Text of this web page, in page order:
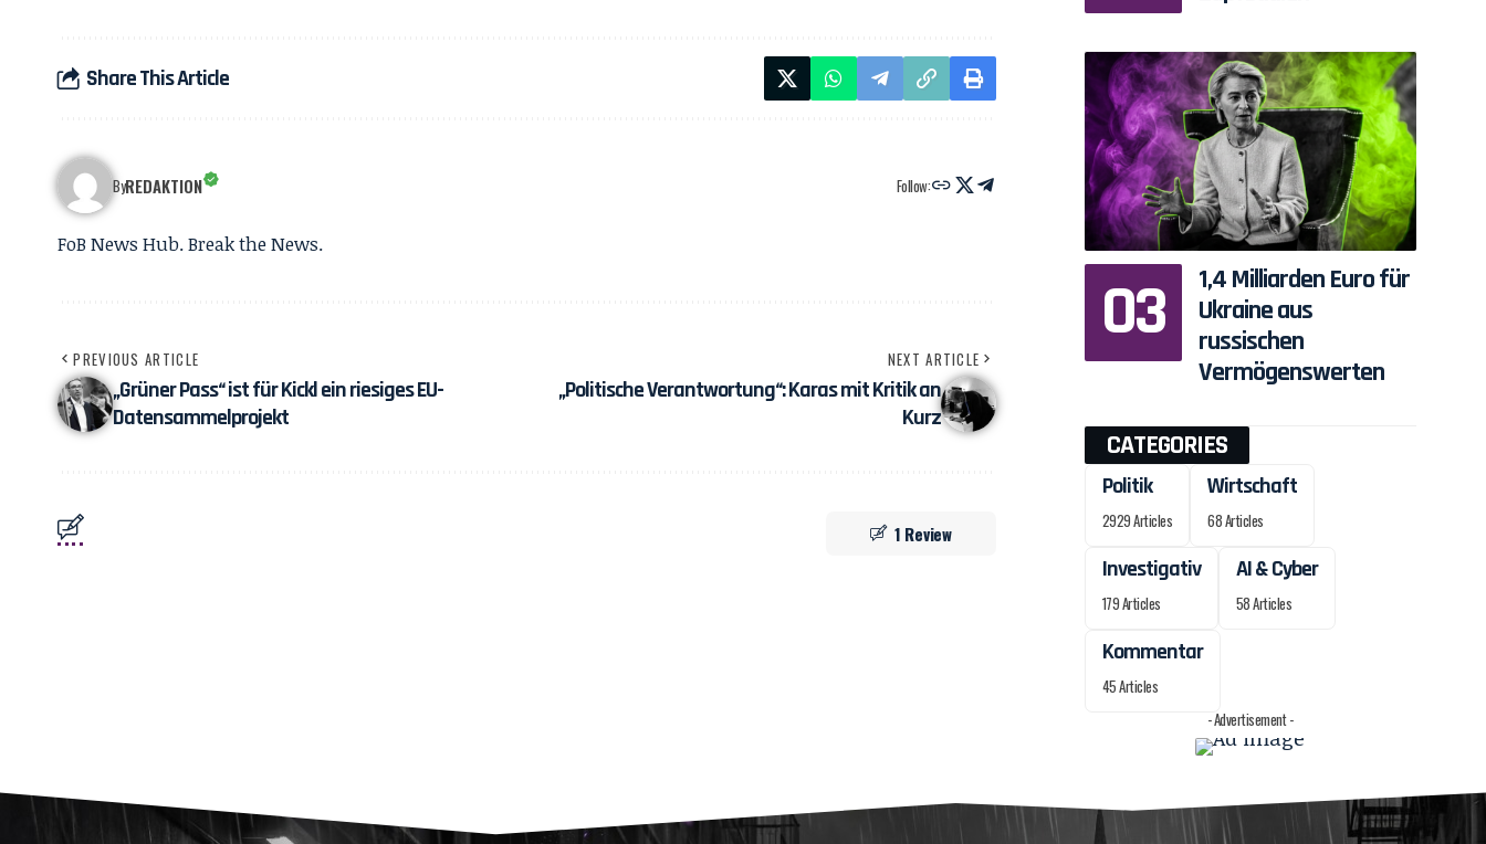
Share This Article
ByREDAKTION Follow:
FoB News Hub. Break the News.
PREVIOUS ARTICLE
„Grüner Pass“ ist für Kickl ein riesiges EU-
Datensammelprojekt
NEXT ARTICLE
„Politische Verantwortung“: Karas mit Kritik an
Kurz
1 Review
1,4 Milliarden Euro für
Ukraine aus
russischen
Vermögenswerten
CATEGORIES
Politik
2929 Articles
Wirtschaft
68 Articles
Investigativ
179 Articles
AI & Cyber
58 Articles
Kommentar
45 Articles
- Advertisement -